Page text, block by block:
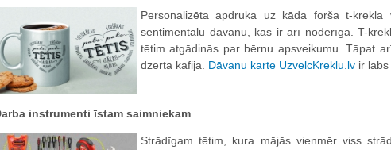
Personalizēta apdruka uz kāda forša t-
sentimentālu dāvanu, kas ir arī noderīga. T-
tētim atgādinās par bērnu apsveikumu. Tāpat
dzerta kafija. Dāvanu karte UzvelcKreklu.lv ir
instrumenti īstam saimniekam
Strādīgam tētim, kura mājās vienmēr viss